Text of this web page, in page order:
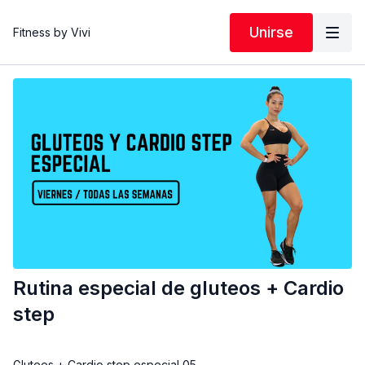
Fitness by Vivi Unirse
Rutina especial de gluteos + Cardio
step